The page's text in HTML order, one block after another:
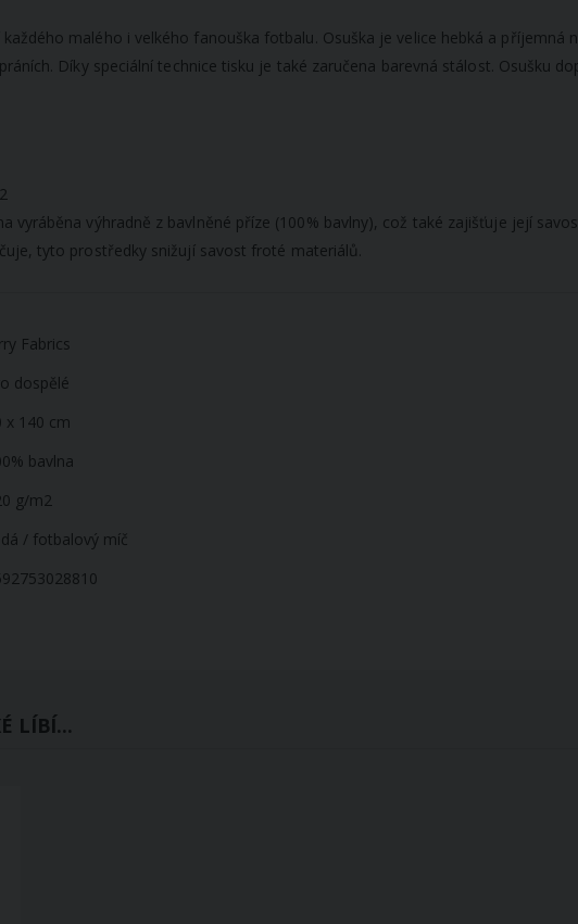
malého i velkého fanouška fotbalu. Osuška je velice hebká a příjemná
Díky speciální technice tisku je také zaručena barevná stálost. Osušku
vyráběna výhradně z bavlněné příze (100% bavlny), což také zajišťuje její
tyto prostředky snižují savost froté materiálů.
Fabrics
dospělé
x 140 cm
bavlna
g/m2
/ fotbalový míč
LÍBÍ...